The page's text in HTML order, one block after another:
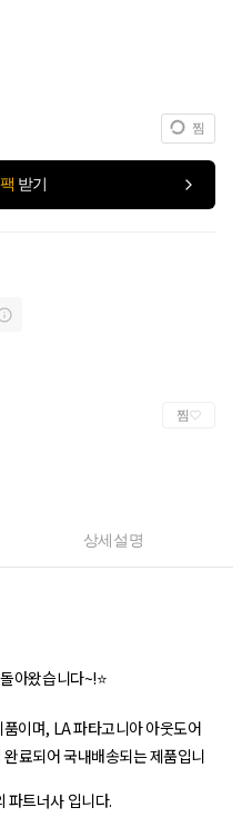
찜
받기
찜
상세설명
아왔습니다~!⭐
이며, LA 파타고니아 아웃도어
료되어 국내배송되는 제품입니
파트너사 입니다.